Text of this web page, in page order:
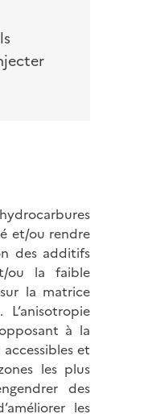
et/ou rendre
des additifs
ou la faible
la matrice
à la
et
les plus
des
les